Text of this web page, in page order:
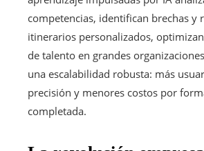
competencias, identifican brechas y
itinerarios personalizados,
de talento en grandes
una escalabilidad robusta: más
precisión y menores costos por
completada.